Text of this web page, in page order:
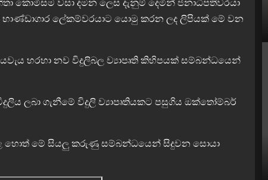
ලේකම්වරයාට යොමු කරන ලද ලිපියක් මේ වන
හරහා නව විදුලිබල ව්‍යාපෘති කිහිපයක් සම්බන්ධයෙන්
ලබා ගැනීමේ විදුලි ව්‍යාපෘතියකට පසුගිය ඔක්තෝම්බර්
මේ සියලු කරුණු සම්බන්ධයෙන් සිදුවන සොයා